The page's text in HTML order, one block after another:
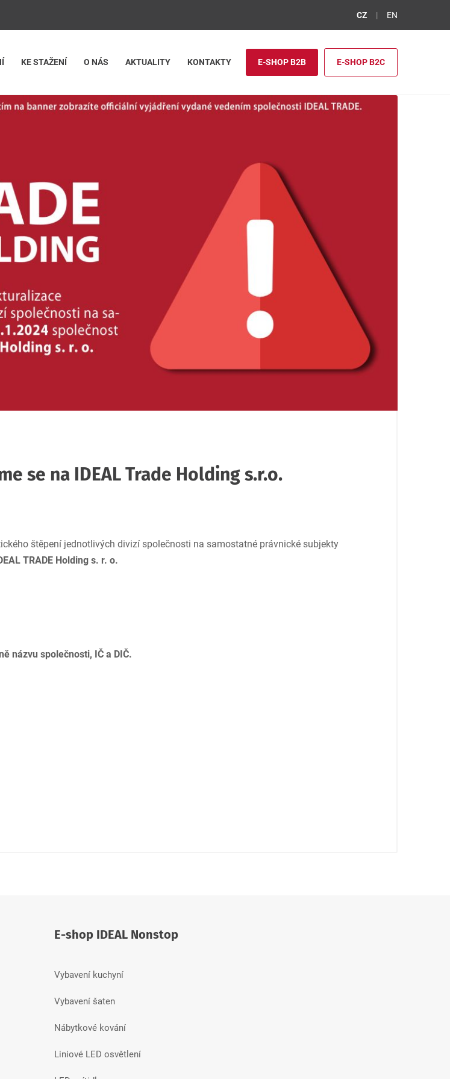
CZ EN
KE STAŽENÍ O NÁS AKTUALITY KONTAKTY E-SHOP B2B E-SHOP B2C
se na IDEAL Trade Holding s.r.o.
štěpení jednotlivých divizí společnosti na samostatné právnické subjekty
TRADE Holding s. r. o.
názvu společnosti, IČ a DIČ.
E-shop IDEAL Nonstop
Vybavení kuchyní
Vybavení šaten
Nábytkové kování
Liniové LED osvětlení